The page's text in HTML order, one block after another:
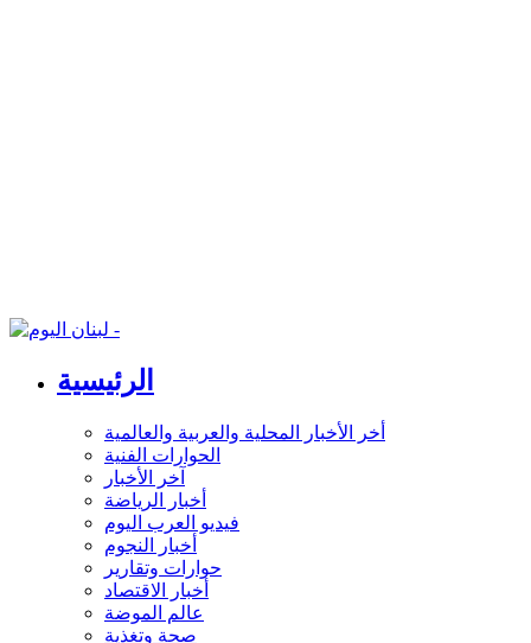
الرئيسية
أخر الأخبار المحلية والعربية والعالمية
الحوارات الفنية
آخر الأخبار
أخبار الرياضة
فيديو العرب اليوم
أخبار النجوم
حوارات وتقارير
أخبار الاقتصاد
عالم الموضة
صحة وتغذية